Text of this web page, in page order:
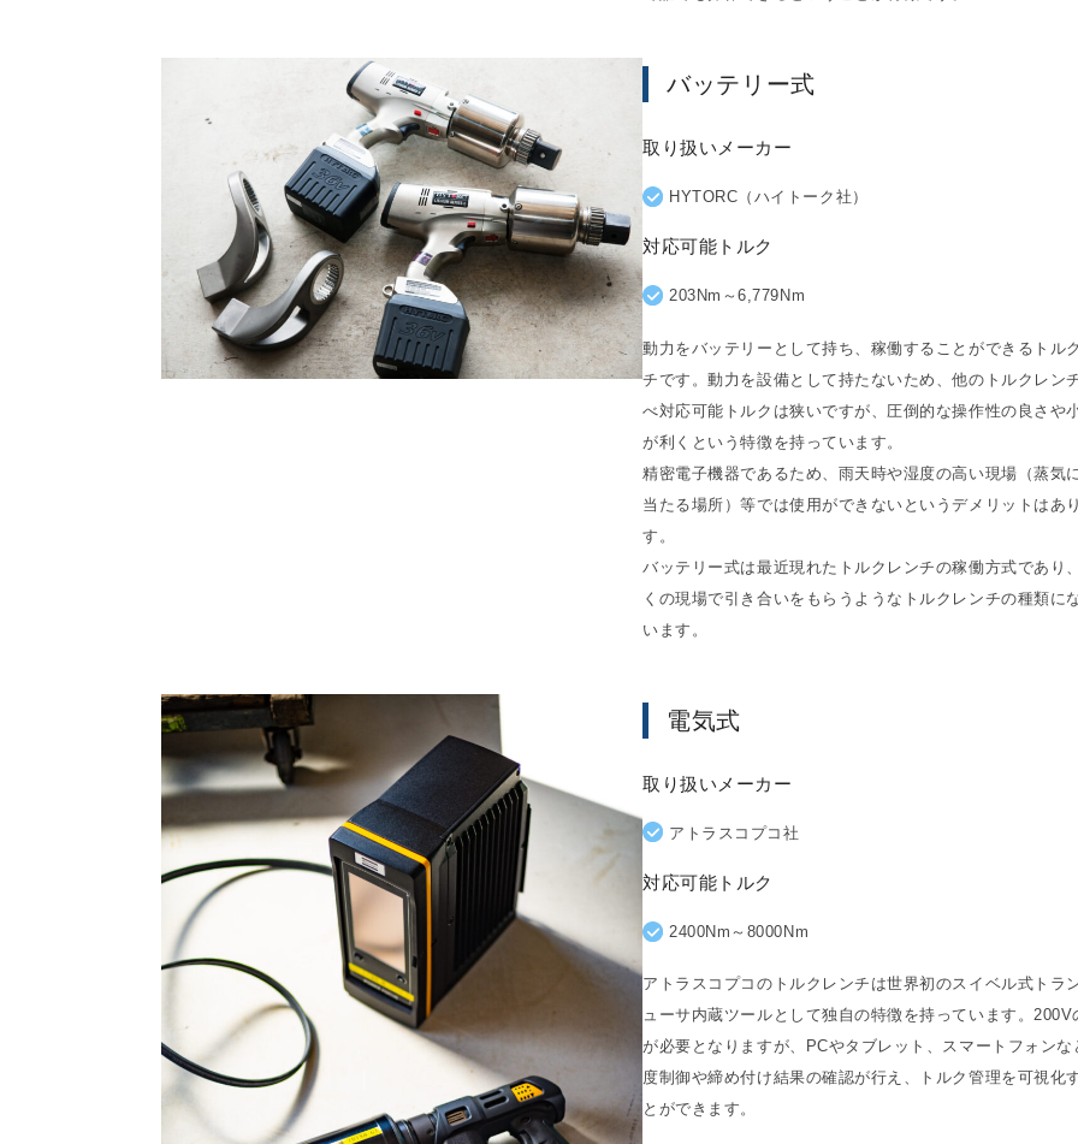
バッテリー式
取り扱いメーカー
HYTORC（ハイトーク社）
対応可能トルク
203Nm～6,779Nm
動力をバッテリーとして持ち、稼働することができるトル
チです。動力を設備として持たないため、他のトルクレン
べ対応可能トルクは狭いですが、圧倒的な操作性の良さや
が利くという特徴を持っています。
精密電子機器であるため、雨天時や湿度の高い現場（蒸気
当たる場所）等では使用ができないというデメリットはあ
す。
バッテリー式は最近現れたトルクレンチの稼働方式であり
くの現場で引き合いをもらうようなトルクレンチの種類に
います。
電気式
取り扱いメーカー
アトラスコプコ社
対応可能トルク
2400Nm～8000Nm
アトラスコプコのトルクレンチは世界初のスイベル式トラ
ューサ内蔵ツールとして独自の特徴を持っています。200V
が必要となりますが、PCやタブレット、スマートフォンな
度制御や締め付け結果の確認が行え、トルク管理を可視化
とができます。